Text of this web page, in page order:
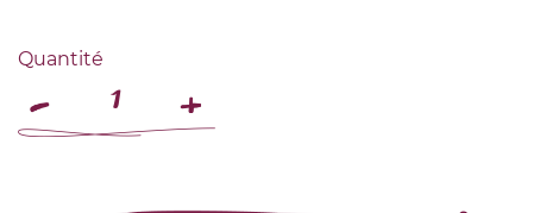
Quantité